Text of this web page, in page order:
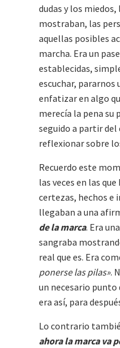
dudas y los
mostraban, las
aquellas posibles
marcha. Era un
establecidas,
escuchar, pararnos
enfatizar en algo
merecía la pena su
seguido a partir
reflexionar sobre
Recuerdo este
las veces en las
certezas, hechos e
llegaban a una
de la marca. Era
sangraba
real que es. Era
ponerse las pilas».
un necesario punto
era así, para
Lo contrario
ahora la marca va